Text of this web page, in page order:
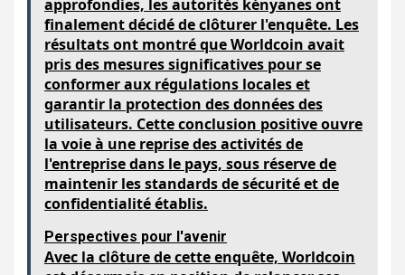
approfondies, les autorités kényanes ont
finalement décidé de clôturer l'enquête. Les
résultats ont montré que Worldcoin avait
pris des mesures significatives pour se
conformer aux régulations locales et
garantir la protection des données des
utilisateurs. Cette conclusion positive ouvre
la voie à une reprise des activités de
l'entreprise dans le pays, sous réserve de
maintenir les standards de sécurité et de
confidentialité établis.
Perspectives pour l'avenir
Avec la clôture de cette enquête, Worldcoin